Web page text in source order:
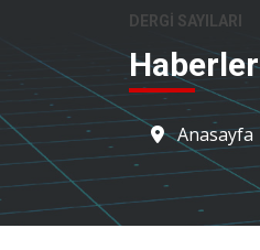
DERGI SAYILARI
Haberler
Anasayfa